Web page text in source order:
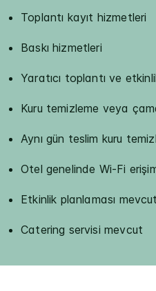
Toplantı kayıt hizmetleri
Baskı hizmetleri
Yaratıcı toplantı ve
Kuru temizleme veya
Aynı gün teslim kuru
Otel genelinde Wi-Fi
Etkinlik planlaması
Catering servisi mevcut